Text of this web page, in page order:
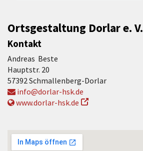
Ortsgestaltung Dorlar e. V.
Kontakt
Andreas Beste
Hauptstr. 20
57392 Schmallenberg-Dorlar
info@dorlar-hsk.de
www.dorlar-hsk.de